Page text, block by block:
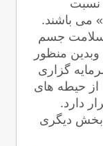
نسبت
می باشند.
سلامت جسم
وبدین منظور
گزاری
از حیطه های
دارد.
بخش دیگری